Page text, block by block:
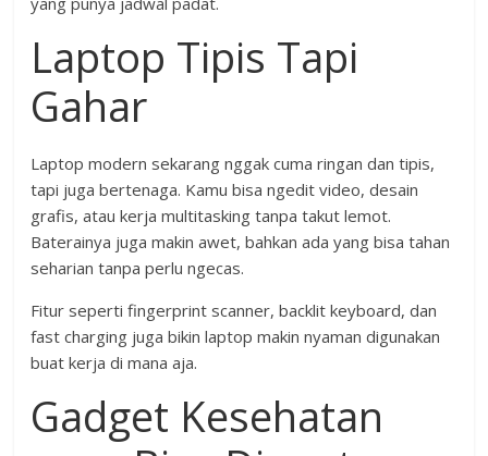
Laptop Tipis Tapi
Gahar
Laptop modern sekarang nggak cuma ringan dan tipis,
tapi juga bertenaga. Kamu bisa ngedit video, desain
grafis, atau kerja multitasking tanpa takut lemot.
Baterainya juga makin awet, bahkan ada yang bisa tahan
seharian tanpa perlu ngecas.
Fitur seperti fingerprint scanner, backlit keyboard, dan
fast charging juga bikin laptop makin nyaman digunakan
buat kerja di mana aja.
Gadget Kesehatan